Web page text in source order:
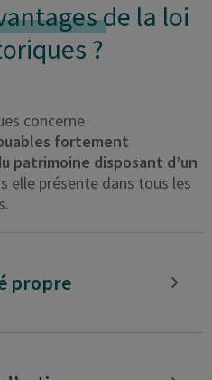
de la loi
?
concerne
fortement
patrimoine disposant d’un
elle présente dans tous les
propre